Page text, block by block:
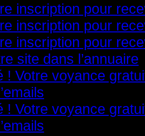
inscription pour
inscription pour
inscription pour
site dans l’annuaire
! Votre voyance
! Votre voyance